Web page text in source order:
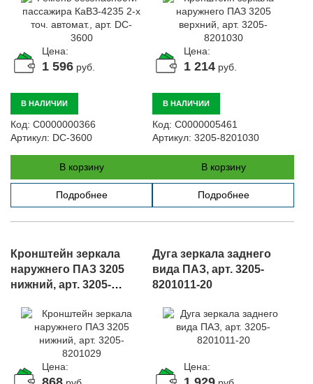
Цена:
1 596 руб.
В НАЛИЧИИ
Код: С0000000366
Артикул: DC-3600
В корзину
Подробнее
Цена:
1 214 руб.
В НАЛИЧИИ
Код: С0000005461
Артикул: 3205-8201030
В корзину
Подробнее
Кронштейн зеркала
наружнего ПАЗ 3205
нижний, арт. 3205-
Цена:
Дуга зеркала заднего
вида ПАЗ, арт. 3205-
8201011-20
Цена: